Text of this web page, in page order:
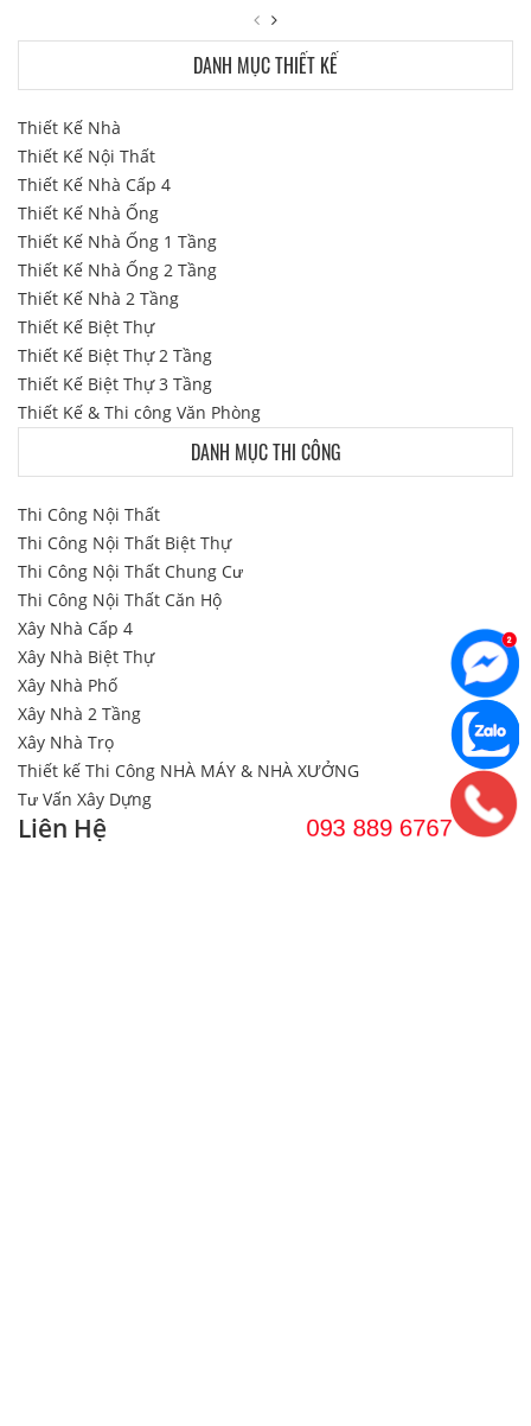
DANH MỤC THIẾT KẾ
Thiết Kế Nhà
Thiết Kế Nội Thất
Thiết Kế Nhà Cấp 4
Thiết Kế Nhà Ống
Thiết Kế Nhà Ống 1 Tầng
Thiết Kế Nhà Ống 2 Tầng
Thiết Kế Nhà 2 Tầng
Thiết Kế Biệt Thự
Thiết Kế Biệt Thự 2 Tầng
Thiết Kế Biệt Thự 3 Tầng
Thiết Kế & Thi công Văn Phòng
DANH MỤC THI CÔNG
Thi Công Nội Thất
Thi Công Nội Thất Biệt Thự
Thi Công Nội Thất Chung Cư
Thi Công Nội Thất Căn Hộ
Xây Nhà Cấp 4
Xây Nhà Biệt Thự
Xây Nhà Phố
Xây Nhà 2 Tầng
Xây Nhà Trọ
Thiết kế Thi Công NHÀ MÁY & NHÀ XƯỞNG
Tư Vấn Xây Dựng
Liên Hệ